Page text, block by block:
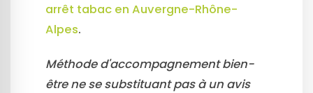
arrêt tabac en Auvergne-Rhône-
Alpes.
Méthode d'accompagnement bien-
être ne se substituant pas à un avis